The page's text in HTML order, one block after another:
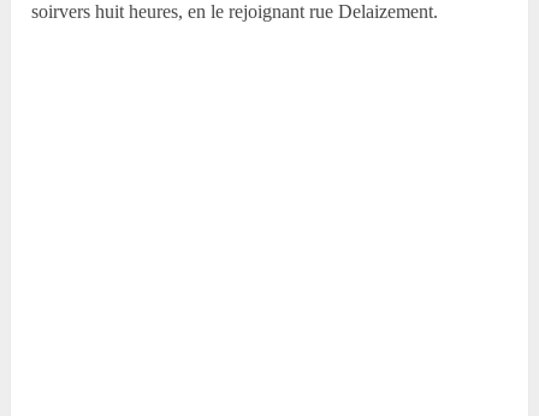
soirvers huit heures, en le rejoignant rue Delaizement.